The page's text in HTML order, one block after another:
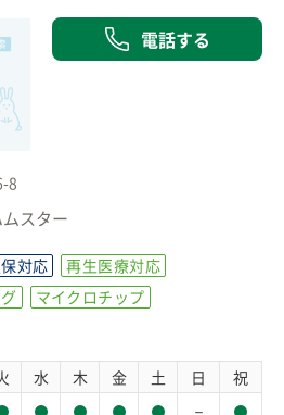
電話する
8
スター
対応
再生医療対応
マイクロチップ
水 木 金 土 日 祝